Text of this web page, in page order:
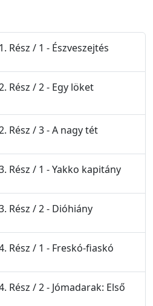
Rész / 1 - Észveszejtés
Rész / 2 - Egy löket
Rész / 3 - A nagy tét
Rész / 1 - Yakko kapitány
Rész / 2 - Dióhiány
Rész / 1 - Freskó-fiaskó
Rész / 2 - Jómadarak: Első